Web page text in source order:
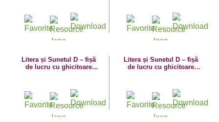
Litera și Sunetul D – fișă
de lucru cu ghicitoare
Litera și Sunetul D – fișă
de lucru cu ghicitoare